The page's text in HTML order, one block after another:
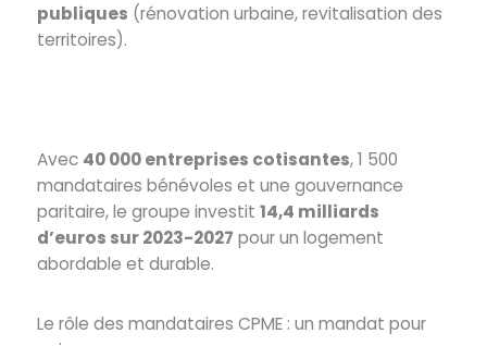
publiques (rénovation urbaine, revitalisation des
territoires).
Avec 40 000 entreprises cotisantes, 1 500
mandataires bénévoles et une gouvernance
paritaire, le groupe investit 14,4 milliards
d’euros sur 2023-2027 pour un logement
abordable et durable.
Le rôle des mandataires CPME : un mandat pour